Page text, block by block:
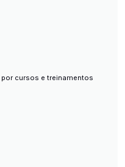
por cursos e treinamentos